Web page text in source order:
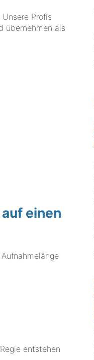
Profis
übernehmen als
einen
entstehen